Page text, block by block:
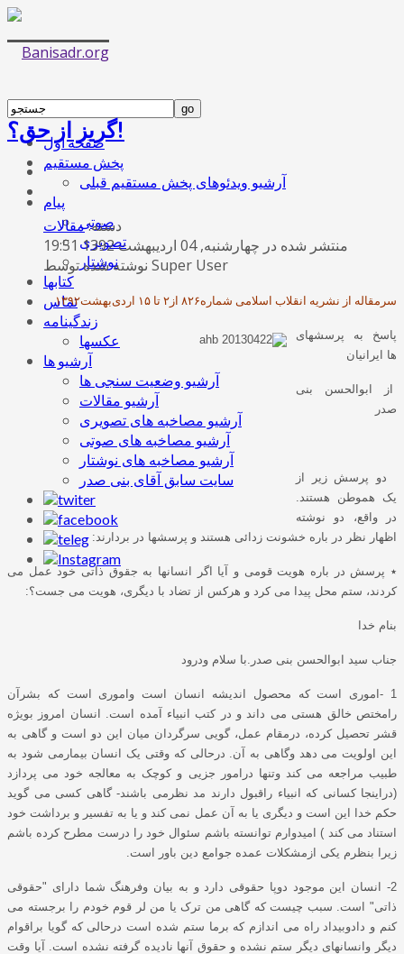
صفحه اول
پخش مستقیم
آرشیو ویدئوهای پخش مستقیم قبلی
پیام
صوتی
تصویری
نوشتار
کتابها
تماس
زندگینامه
عکسها
آرشیو ها
آرشیو وضعیت سنجی ها
آرشیو مقالات
آرشیو مصاخبه های تصویری
آرشیو مصاخبه های صوتی
آرشیو مصاخبه های نوشتار
سایت سابق آقای بنی صدر
گریز از حق؟!
دسته:مقالات
منتشر شده در چهارشنبه, 04 ارديبهشت 1392 19:51
نوشته شده توسط Super User
سرمقاله از نشریه انقلاب اسلامی شماره۸۲۶ از۲ تا ۱۵ اردی‌بهشت۱۳۹۲
پاسخ به پرسشهای
ها ایرانیان
از ابوالحسن بنی
صدر
دو پرسش زیر از
یک هموطن هستند.
در واقع، دو نوشته
اظهار نظر در باره خشونت زدائی هستند و پرسشها در بردارند:
٭ پرسش در باره هویت قومی و آیا اگر انسانها به جقوق ذاتی خود عمل می
کردند، ستم محل پیدا می کرد و هرکس از تضاد با دیگری، هویت می جست؟:
بنام خدا
جناب سید ابوالحسن بنی صدر.با سلام ودرود
1 -اموری است که محصول اندیشه انسان است واموری است که بشرآن
رامختص خالق هستی می داند و در کتب انبیاء آمده است. انسان امروز بویژه
قشر تحصیل کرده، درمقام عمل، گویی سرگردان میان این دو است و گاهی به
این اولویت می دهد وگاهی به آن. درحالی که وقتی یک انسان بیمارمی شود به
طبیب مراجعه می کند وتنها درامور جزیی و کوچک به معالجه خود می پردازد
(دراینجا کسانی که انبیاء راقبول دارند مد نظرمی باشند- گاهی کسی می گوید
حکم خدا این است و دیگری یا به آن عمل نمی کند و یا به تفسیر و برداشت خود
استناد می کند ) امیدوارم توانسته باشم سئوال خود را درست مطرح کرده باشم
زیرا بنظرم یکی ازمشکلات عمده جوامع دین باور است.
2- انسان این موجود دوپا حقوقی دارد و به بیان وفرهنگ شما دارای "حقوقی
ذاتی" است. سبب چیست که گاهی من ترک یا من لر قوم خودم را برجسته می
کنم و دادوبیداد راه می اندازم که برما ستم شده است درحالی که گویا براقوام
دیگر وانسانهای دیگر ستم نشده و حقوق آنها نادیده گرفته نشده است. آیا وقت